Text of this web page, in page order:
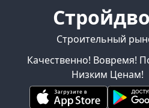
Строительный
Качественно! Вовремя!
Низким Ценам!